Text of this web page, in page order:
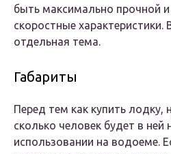
быть максимально прочной
скоростные
отдельная тема.
Габариты
Перед тем как купить лодку,
сколько человек будет в ней
использовании на водоеме.